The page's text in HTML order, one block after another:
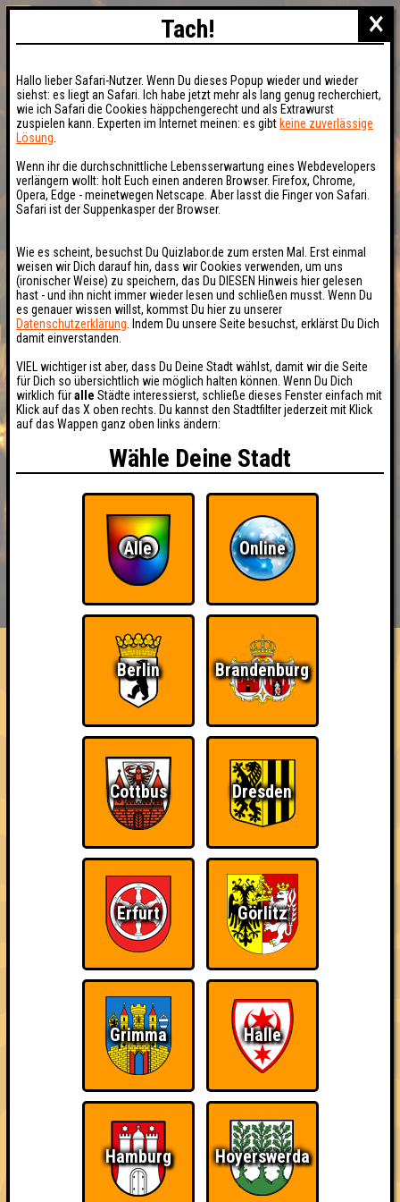
HIGHSCORE RESERVIERUNG
ÜBER UNS
Seitenquiz 4
· 07.02.2012 · Saitensprung im Seitensprung
Punkte Angemeldete Teams
1. Seitensprung
9 17 35
1. Kaiser Wilhelm 1751
35
2. Geschwister Kowalski
9 16 34
×
Tach!
Hallo lieber Safari-Nutzer. Wenn Du dieses Popup wieder und wieder
siehst: es liegt an Safari. Ich habe jetzt mehr als lang genug recherchiert,
wie ich Safari die Cookies häppchengerecht und als Extrawurst
zuspielen kann. Experten im Internet meinen: es gibt keine zuverlässige
Lösung
Wenn ihr die durchschnittliche Lebensserwartung eines Webdevelopers
verlängern wollt: holt Euch einen anderen Browser. Firefox, Chrome,
Opera, Edge - meinetwegen Netscape. Aber lasst die Finger von Safari.
Safari ist der Suppenkasper der Browser.
Wie es scheint, besuchst Du Quizlabor.de zum ersten Mal. Erst einmal
weisen wir Dich darauf hin, dass wir Cookies verwenden, um uns
(ironischer Weise) zu speichern, das Du DIESEN Hinweis hier gelesen
hast - und ihn nicht immer wieder lesen und schließen musst. Wenn Du
es genauer wissen willst, kommst Du hier zu unserer
Datenschutzerklärung . Indem Du unsere Seite besuchst, erklärst Du Dich
damit einverstanden.
VIEL wichtiger ist aber, dass Du Deine Stadt wählst, damit wir die Seite
für Dich so übersichtlich wie möglich halten können. Wenn Du Dich
wirklich füralle Städte interessierst, schließe dieses Fenster einfach mit
Klick auf das X oben rechts. Du kannst den Stadtfilter jederzeit mit Klick
auf das Wappen ganz oben links ändern:
Wähle Deine Stadt
Alle Online
Berlin Brandenburg
Cottbus Dresden
Erfurt Görlitz
Grimma Halle
Hamburg Hoyerswerda